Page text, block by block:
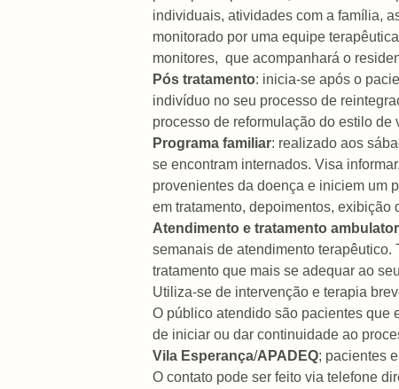
individuais, atividades com a família,
monitorado por uma equipe
monitores, que acompanhará o
Pós tratamento: inicia-se após o
indivíduo no seu processo de
processo de reformulação do estilo
Programa familiar: realizado aos
se encontram internados. Visa
provenientes da doença e iniciem um
em tratamento, depoimentos,
Atendimento e tratamento
semanais de atendimento
tratamento que mais se adequar ao
Utiliza-se de intervenção e terapia
O público atendido são pacientes que
de iniciar ou dar continuidade ao
Vila Esperança/APADEQ; pacientes
O contato pode ser feito via telefone